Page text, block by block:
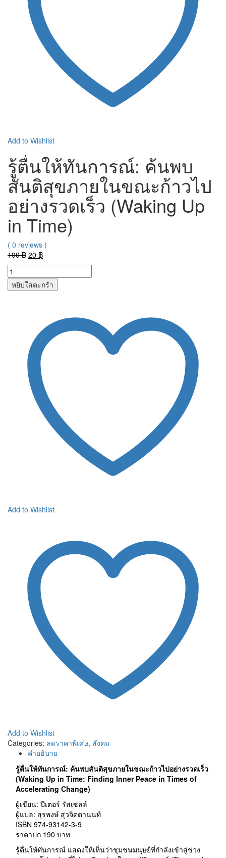
Add to Wishlist
รู้ตื่นให้ทันการณ์: ค้นพบ
สันติสุขภายในขณะก้าวไป
อย่างรวดเร็ว (Waking Up
in Time)
( 0 reviews )
190฿ Original
price
190 ฿.
20 ฿Current
price
20 ฿.
หยิบใส่ตะกร้า
Add to Wishlist
Add to Wishlist
Categories: ลดราคาพิเศษ, สังคม
คำอธิบาย
รู้ตื่นให้ทันการณ์: ค้นพบสันติสุขภายในขณะก้าวไปอย่างรวดเร็ว
(Waking Up in Time: Finding Inner Peace in Times of
Accelerating Change)
ผู้เขียน: ปีเตอร์ รัสเซลล์
ผู้แปล: สุรพงษ์ สุวจิตตานนท์
ISBN 974-93142-3-9
ราคาปก 190 บาท
รู้ตื่นให้ทันการณ์ แสดงให้เห็นว่าชุมชนมนุษย์ที่กำลังเข้าสู่ช่วง